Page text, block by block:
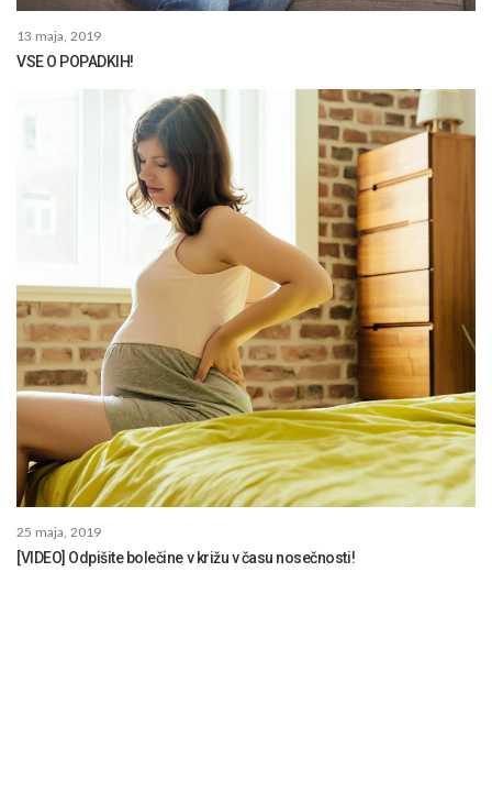
13 maja, 2019
VSE O POPADKIH!
25 maja, 2019
[VIDEO] Odpišite bolečine v križu v času nosečnosti!